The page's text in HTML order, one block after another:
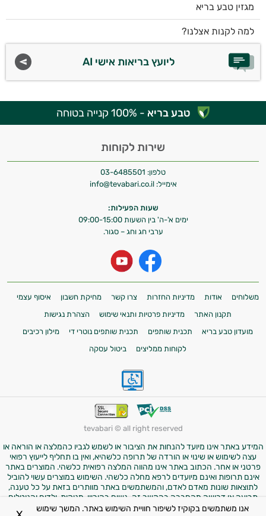
מגזין טבע בריא
למה לקנות אצלנו?
ליועץ בריאות אישי AI
טבע בריא - 100% קנייה בטוחה
שירות לקוחות
טלפון: 03-6485501
אימייל: info@tevabari.co.il
שעות הפעילות:
ימים א'-ה' בין השעות 09:00-15:00
ערבי חג וחג – סגור.
משלוחים אודות מדיניות החזרות צרו קשר מחיקת חשבון
איסוף עצמי
תקנון האתר
מדיניות פרטיות ותנאי שימוש
הצהרת נגישות
מועדון טבע בריא
תכנית שותפים תכנית שותפים נוטרי די
מילון רכיבים
לקוחות ממליצים
ביטול עסקה
tevabari © all right reserved
המידע באתר אינו מיועד להנחות את הציבור או לשמש לגביו כהמלצה או הוראה או
עצה לשימוש או שינוי או הורדה של תרופה כלשהיא, ואין בו תחליף לייעוץ רפואי
פרטני או אחר. הכתוב באתר אינו מהווה המלצה רפואית כלשהי. המוצרים באתר
אינם תרופות ואינם מיועדים לרפא מחלה כלשהי. השימוש במוצרים עשוי להוביל
לתוצאות שונות מאדם לאדם, והמשתמשים באתר מוותרים בזאת על כל טענה,
תביעה או דרישה מהחברה בהקשר זה. נשים בהיריון, מניקות, ילדים והנוטלים
תרופות מרשם – יש להיוועץ ברופא לפני השימוש במוצרים. התמונות באתר הן
אנו משתמשים בקוקיז לשיפור חוויית השימוש באתר. המשך שימוש